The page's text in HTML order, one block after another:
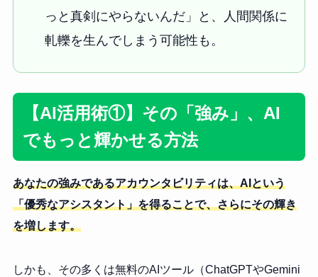
っと真剣にやらないんだ」と、人間関係に
軋轢を生んでしまう可能性も。
【AI活用術①】その「強み」、AI
でもっと輝かせる方法
あなたの強みであるアカウンタビリティは、AIという
「優秀なアシスタント」を得ることで、さらにその輝き
を増します。
しかも、その多くは無料のAIツール（ChatGPTやGemini